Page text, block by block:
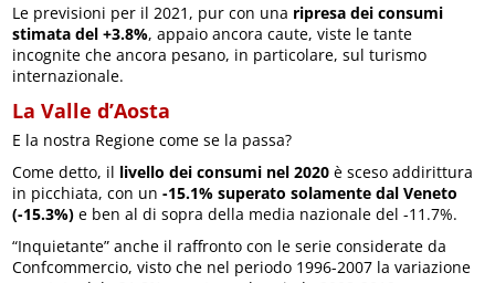
Le previsioni per il 2021, pur con una ripresa dei consumi
stimata del +3.8%, appaio ancora caute, viste le tante
incognite che ancora pesano, in particolare, sul turismo
internazionale.
La Valle d’Aosta
E la nostra Regione come se la passa?
Come detto, il livello dei consumi nel 2020 è sceso addirittura
in picchiata, con un-15.1% superato solamente dal Veneto
(-15.3%) e ben al di sopra della media nazionale del -11.7%.
“Inquietante” anche il raffronto con le serie considerate da
Confcommercio, visto che nel periodo 1996-2007 la variazione